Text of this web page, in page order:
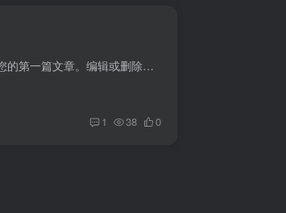
欢迎使用 WordPress。这是您的第一篇文章。编辑或删除它，然后开始写作吧！
1 38 0